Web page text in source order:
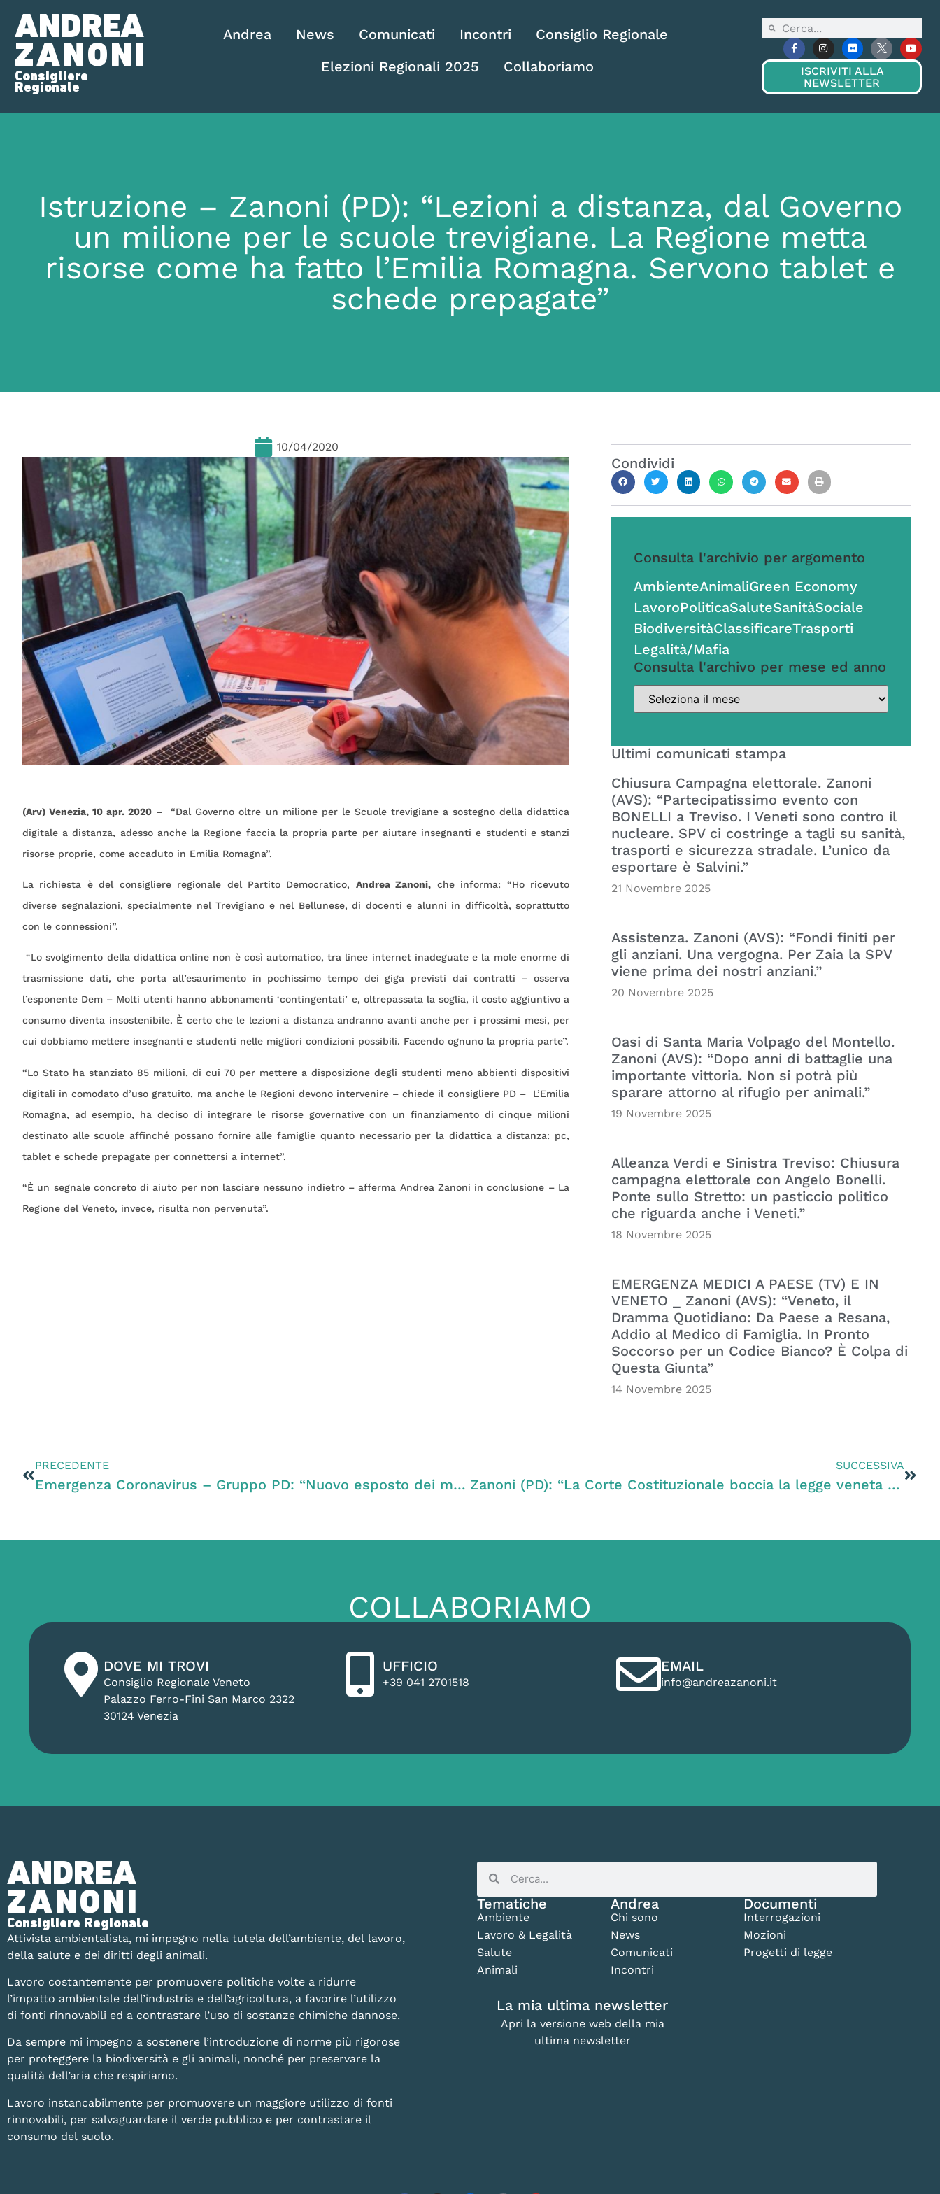
ANDREA
ZANONI
Consigliere
Regionale
Andrea News Comunicati Incontri
Consiglio Regionale
Elezioni Regionali 2025
Collaboriamo
ISCRIVITI ALLA
NEWSLETTER
Istruzione – Zanoni (PD): “Lezioni a distanza, dal Governo
un milione per le scuole trevigiane. La Regione metta
risorse come ha fatto l’Emilia Romagna. Servono tablet e
schede prepagate”
10/04/2020
(Arv) Venezia, 10 apr. 2020 – “Dal Governo oltre un milione per le Scuole trevigiane a sostegno della didattica
digitale a distanza, adesso anche la Regione faccia la propria parte per aiutare insegnanti e studenti e stanzi
risorse proprie, come accaduto in Emilia Romagna”.
La richiesta è del consigliere regionale del Partito Democratico, Andrea Zanoni, che informa: “Ho ricevuto
diverse segnalazioni, specialmente nel Trevigiano e nel Bellunese, di docenti e alunni in difficoltà, soprattutto
con le connessioni”.
“Lo svolgimento della didattica online non è così automatico, tra linee internet inadeguate e la mole enorme di
trasmissione dati, che porta all’esaurimento in pochissimo tempo dei giga previsti dai contratti – osserva
l’esponente Dem – Molti utenti hanno abbonamenti ‘contingentati’ e, oltrepassata la soglia, il costo aggiuntivo a
consumo diventa insostenibile. È certo che le lezioni a distanza andranno avanti anche per i prossimi mesi, per
cui dobbiamo mettere insegnanti e studenti nelle migliori condizioni possibili. Facendo ognuno la propria parte”.
“Lo Stato ha stanziato 85 milioni, di cui 70 per mettere a disposizione degli studenti meno abbienti dispositivi
digitali in comodato d’uso gratuito, ma anche le Regioni devono intervenire – chiede il consigliere PD – L’Emilia
Romagna, ad esempio, ha deciso di integrare le risorse governative con un finanziamento di cinque milioni
destinato alle scuole affinché possano fornire alle famiglie quanto necessario per la didattica a distanza: pc,
tablet e schede prepagate per connettersi a internet”.
“È un segnale concreto di aiuto per non lasciare nessuno indietro – afferma Andrea Zanoni in conclusione – La
Regione del Veneto, invece, risulta non pervenuta”.
Condividi
Consulta l'archivio per argomento
AmbienteAnimaliGreen Economy
LavoroPoliticaSaluteSanitàSociale
BiodiversitàClassificareTrasporti
Legalità/Mafia
Consulta l'archivo per mese ed anno
Ultimi comunicati stampa
Chiusura Campagna elettorale. Zanoni
(AVS): “Partecipatissimo evento con
BONELLI a Treviso. I Veneti sono contro il
nucleare. SPV ci costringe a tagli su sanità,
trasporti e sicurezza stradale. L’unico da
esportare è Salvini.”
21 Novembre 2025
Assistenza. Zanoni (AVS): “Fondi finiti per
gli anziani. Una vergogna. Per Zaia la SPV
viene prima dei nostri anziani.”
20 Novembre 2025
Oasi di Santa Maria Volpago del Montello.
Zanoni (AVS): “Dopo anni di battaglie una
importante vittoria. Non si potrà più
sparare attorno al rifugio per animali.”
19 Novembre 2025
Alleanza Verdi e Sinistra Treviso: Chiusura
campagna elettorale con Angelo Bonelli.
Ponte sullo Stretto: un pasticcio politico
che riguarda anche i Veneti.”
18 Novembre 2025
EMERGENZA MEDICI A PAESE (TV) E IN
VENETO _ Zanoni (AVS): “Veneto, il
Dramma Quotidiano: Da Paese a Resana,
Addio al Medico di Famiglia. In Pronto
Soccorso per un Codice Bianco? È Colpa di
Questa Giunta”
14 Novembre 2025
PRECEDENTE
Emergenza Coronavirus – Gruppo PD: “Nuovo esposto dei medici, condividiamo la loro preoccupazione. Eroi sì, martiri no: servono dispositivi di sicurezza per tutti, la Regione faccia chiarezza e si assuma le proprie responsabilità”
SUCCESSIVA
Zanoni (PD): “La Corte Costituzionale boccia la legge veneta sulla falconeria: basta illegalità per fare regali ai cacciatori, in Veneto servono leggi per tutelare davvero la natura e l’ambiente”
COLLABORIAMO
DOVE MI TROVI
Consiglio Regionale Veneto
Palazzo Ferro-Fini San Marco 2322
30124 Venezia
UFFICIO
+39 041 2701518
EMAIL
info@andreazanoni.it
ANDREA
ZANONI
Consigliere Regionale
Attivista ambientalista, mi impegno nella tutela dell’ambiente, del lavoro,
della salute e dei diritti degli animali.
Lavoro costantemente per promuovere politiche volte a ridurre
l’impatto ambientale dell’industria e dell’agricoltura, a favorire l’utilizzo
di fonti rinnovabili ed a contrastare l’uso di sostanze chimiche dannose.
Da sempre mi impegno a sostenere l’introduzione di norme più rigorose
per proteggere la biodiversità e gli animali, nonché per preservare la
qualità dell’aria che respiriamo.
Lavoro instancabilmente per promuovere un maggiore utilizzo di fonti
rinnovabili, per salvaguardare il verde pubblico e per contrastare il
consumo del suolo.
Tematiche
Ambiente
Lavoro & Legalità
Salute
Animali
Andrea
Chi sono
News
Comunicati
Incontri
Documenti
Interrogazioni
Mozioni
Progetti di legge
La mia ultima newsletter
Apri la versione web della mia
ultima newsletter